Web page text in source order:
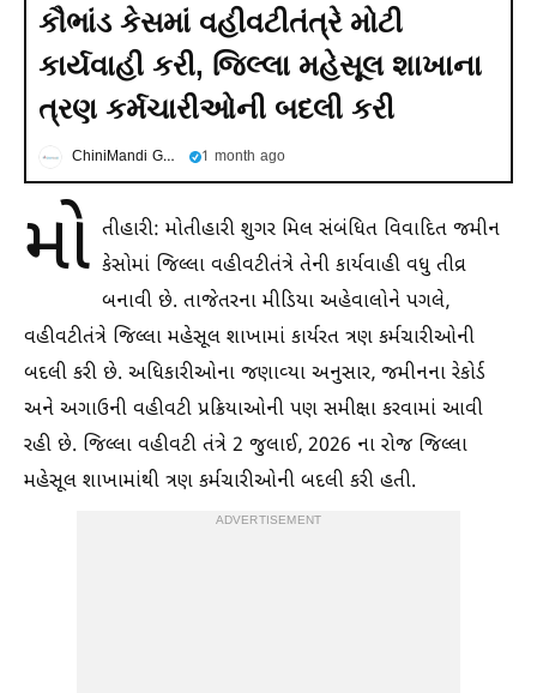
કૌભાંડ કેસમાં વહીવટીતંત્રે મોટી
કાર્યવાહી કરી, જિલ્લા મહેસૂલ શાખાના
ત્રણ કર્મચારીઓની બદલી કરી
ChiniMandi Gujarati 1 month ago
મો તીહારી: મોતીહારી શુગર મિલ સંબંધિત વિવાદિત જમીન
કેસોમાં જિલ્લા વહીવટીતંત્રે તેની કાર્યવાહી વધુ તીવ્ર
બનાવી છે. તાજેતરના મીડિયા અહેવાલોને પગલે,
વહીવટીતંત્રે જિલ્લા મહેસૂલ શાખામાં કાર્યરત ત્રણ કર્મચારીઓની
બદલી કરી છે. અધિકારીઓના જણાવ્યા અનુસાર, જમીનના રેકોર્ડ
અને અગાઉની વહીવટી પ્રક્રિયાઓની પણ સમીક્ષા કરવામાં આવી
રહી છે. જિલ્લા વહીવટી તંત્રે 2 જુલાઈ, 2026 ના રોજ જિલ્લા
મહેસૂલ શાખામાંથી ત્રણ કર્મચારીઓની બદલી કરી હતી.
ADVERTISEMENT